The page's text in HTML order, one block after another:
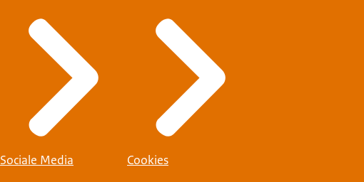
Sociale Media Cookies